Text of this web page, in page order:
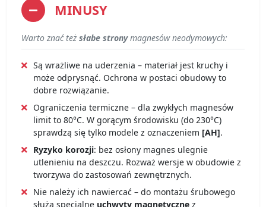
MINUSY
Warto znać też słabe stronymagnesów neodymowych:
Są wrażliwe na uderzenia – materiał jest kruchy i
może odprysnąć. Ochrona w postaci obudowy to
dobre rozwiązanie.
Ograniczenia termiczne – dla zwykłych magnesów
limit to 80°C. W gorącym środowisku (do 230°C)
sprawdzą się tylko modele z oznaczeniem [AH].
Ryzyko korozji: bez osłony magnes ulegnie
utlenieniu na deszczu. Rozważ wersje w obudowie z
tworzywa do zastosowań zewnętrznych.
Nie należy ich nawiercać – do montażu śrubowego
służą specjalne uchwyty magnetyczne z